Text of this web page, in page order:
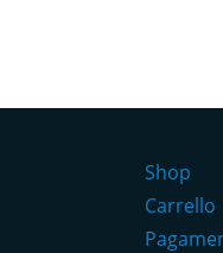
Shop
Carrello